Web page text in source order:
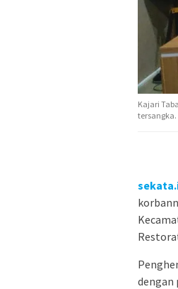
Kajari
tersangka.
dengan